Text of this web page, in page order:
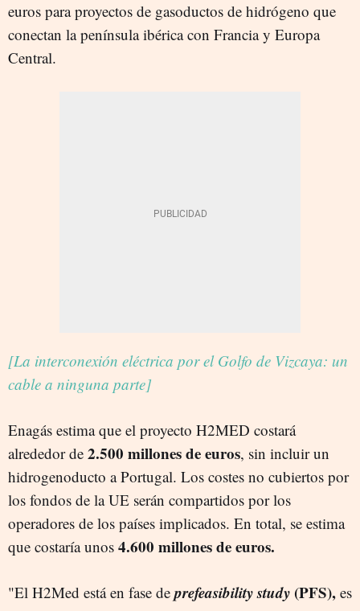
euros para proyectos de gasoductos de hidrógeno que
conectan la península ibérica con Francia y Europa
Central.
[La interconexión eléctrica por el Golfo de Vizcaya: un
cable a ninguna parte]
Enagás estima que el proyecto H2MED costará
alrededor de 2.500 millones de euros, sin incluir un
hidrogenoducto a Portugal. Los costes no cubiertos por
los fondos de la UE serán compartidos por los
operadores de los países implicados. En total, se estima
que costaría unos 4.600 millones de euros.
"El H2Med está en fase deprefeasibility study (PFS), es